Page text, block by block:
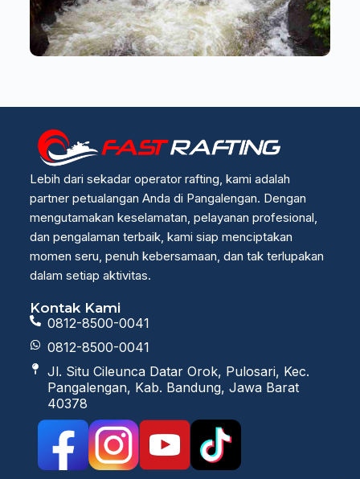
Lebih dari sekadar operator rafting, kami adalah
partner petualangan Anda di Pangalengan. Dengan
mengutamakan keselamatan, pelayanan profesional,
dan pengalaman terbaik, kami siap menciptakan
momen seru, penuh kebersamaan, dan tak terlupakan
dalam setiap aktivitas.
Kontak Kami
0812-8500-0041
0812-8500-0041
Jl. Situ Cileunca Datar Orok, Pulosari, Kec.
Pangalengan, Kab. Bandung, Jawa Barat
40378